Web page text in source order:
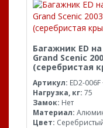
Багажник ED
Grand Scenic
(серебристая
Артикул: ED2-
Нагрузка, кг: 75
Замок: Нет
Материал:
Цвет: